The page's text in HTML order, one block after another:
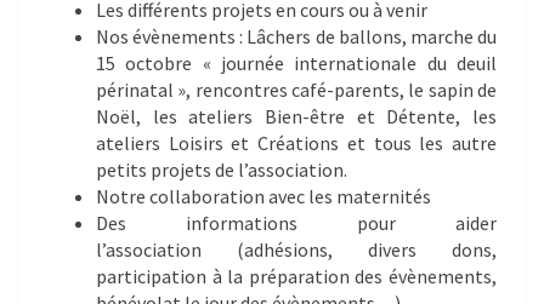
Les différents projets en cours ou à venir
Nos évènements : Lâchers de ballons, marche du
15 octobre « journée internationale du deuil
périnatal », rencontres café-parents, le sapin de
Noël, les ateliers Bien-être et Détente, les
ateliers Loisirs et Créations et tous les autre
petits projets de l’association.
Notre collaboration avec les maternités
Des informations pour aider
l’association (adhésions, divers dons,
participation à la préparation des évènements,